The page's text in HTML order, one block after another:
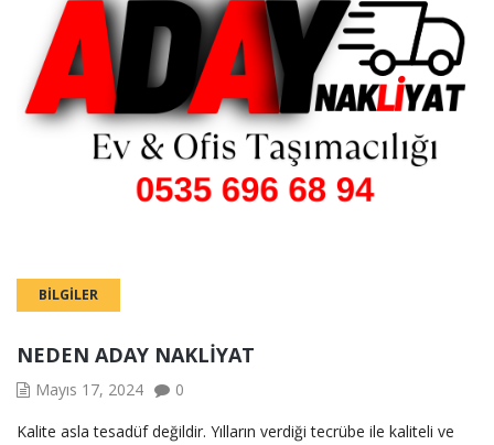
BILGILER
NEDEN ADAY NAKLİYAT
Mayıs 17, 2024
0
Kalite asla tesadüf değildir. Yılların verdiği tecrübe ile kaliteli ve